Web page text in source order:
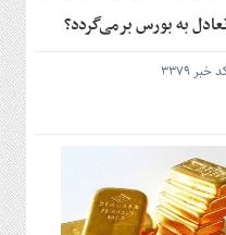
به بورس برمی‌گردد؟
3379